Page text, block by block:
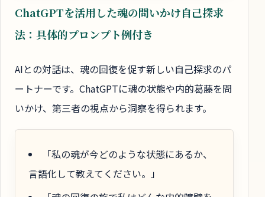
ChatGPTを活用した魂の問いかけ自己探求
法：具体的プロンプト例付き
AIとの対話は、魂の回復を促す新しい自己探求のパ
ートナーです。ChatGPTに魂の状態や内的葛藤を問
いかけ、第三者の視点から洞察を得られます。
「私の魂が今どのような状態にあるか、
言語化して教えてください。」